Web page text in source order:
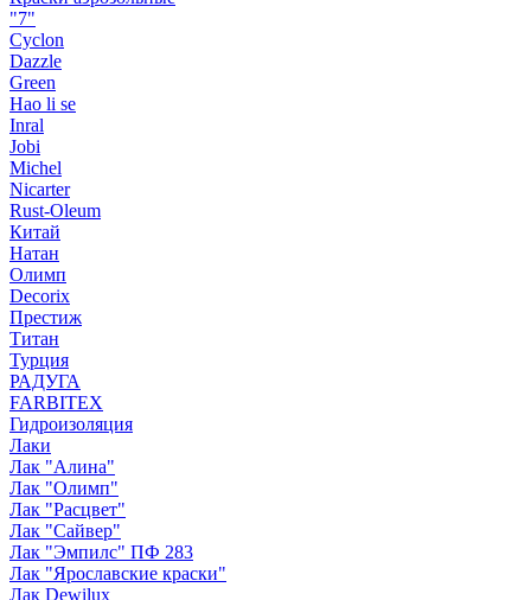
"7"
Cyclon
Dazzle
Green
Hao li se
Inral
Jobi
Michel
Nicarter
Rust-Oleum
Китай
Натан
Олимп
Decorix
Престиж
Титан
Турция
РАДУГА
FARBITEX
Гидроизоляция
Лаки
Лак "Алина"
Лак "Олимп"
Лак "Расцвет"
Лак "Сайвер"
Лак "Эмпилс" ПФ 283
Лак "Ярославские краски"
Лак Dewilux